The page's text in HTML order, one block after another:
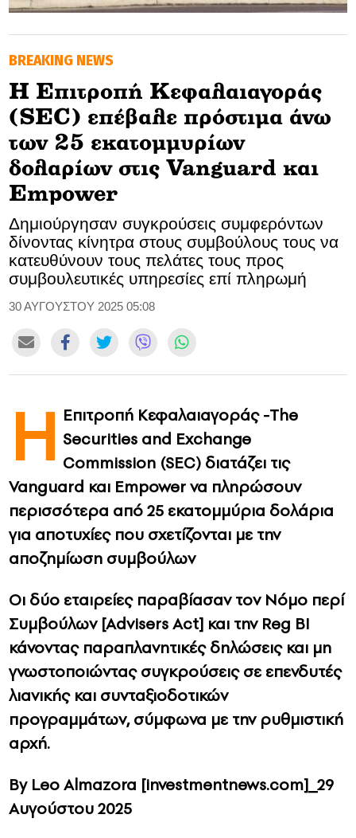
SOOZIE’S FRIENDS
CULTURE
TASTELAND
TECH
HEALTH
MEDIALAND
DRIVE
DIA Y NOCHE
ADVERTISE
BREAKING NEWS
H Eπιτροπή Κεφαλαιαγοράς
(SEC) επέβαλε πρόστιμα άνω
των 25 εκατομμυρίων
δολαρίων στις Vanguard και
Empower
Δημιούργησαν συγκρούσεις συμφερόντων
δίνοντας κίνητρα στους συμβούλους τους να
κατευθύνουν τους πελάτες τους προς
συμβουλευτικές υπηρεσίες επί πληρωμή
30 ΑΥΓΟΥΣΤΟΥ 2025 05:08
Η Επιτροπή Κεφαλαιαγοράς -The
Securities and Exchange
Commission (SEC) διατάζει τις
Vanguard και Empower να πληρώσουν
περισσότερα από 25 εκατομμύρια δολάρια
για αποτυχίες που σχετίζονται με την
αποζημίωση συμβούλων
Οι δύο εταιρείες παραβίασαν τον Νόμο περί
Συμβούλων [Advisers Act] και την Reg BI
κάνοντας παραπλανητικές δηλώσεις και μη
γνωστοποιώντας συγκρούσεις σε επενδυτές
λιανικής και συνταξιοδοτικών
προγραμμάτων, σύμφωνα με την ρυθμιστική
αρχή.
By Leo Almazora [investmentnews.com]_29
Αυγούστου 2025